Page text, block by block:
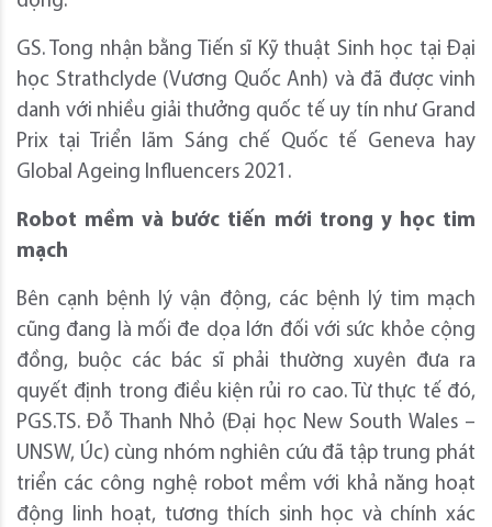
GS. Tong nhận bằng Tiến sĩ Kỹ thuật Sinh học tại Đại
học Strathclyde (Vương Quốc Anh) và đã được vinh
danh với nhiều giải thưởng quốc tế uy tín như Grand
Prix tại Triển lãm Sáng chế Quốc tế Geneva hay
Global Ageing Influencers 2021.
Robot mềm và bước tiến mới trong y học tim
mạch
Bên cạnh bệnh lý vận động, các bệnh lý tim mạch
cũng đang là mối đe dọa lớn đối với sức khỏe cộng
đồng, buộc các bác sĩ phải thường xuyên đưa ra
quyết định trong điều kiện rủi ro cao. Từ thực tế đó,
PGS.TS. Đỗ Thanh Nhỏ (Đại học New South Wales –
UNSW, Úc) cùng nhóm nghiên cứu đã tập trung phát
triển các công nghệ robot mềm với khả năng hoạt
động linh hoạt, tương thích sinh học và chính xác